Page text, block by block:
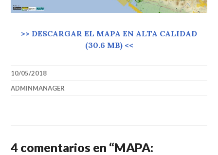
>> DESCARGAR EL MAPA EN ALTA CALIDAD
(30.6 MB) <<
10/05/2018
ADMINMANAGER
4 comentarios en “MAPA: